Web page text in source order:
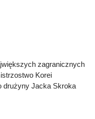
zagranicznych
Korei
drużyny Jacka Skroka